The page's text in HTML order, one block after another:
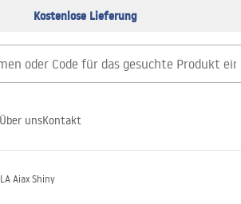
Kostenlose Lieferung
Über unsKontakt
Aiax Shiny